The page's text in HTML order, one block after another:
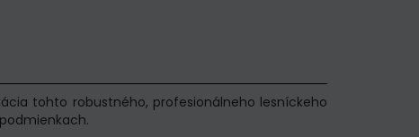
tohto robustného, profesionálneho lesníckeho